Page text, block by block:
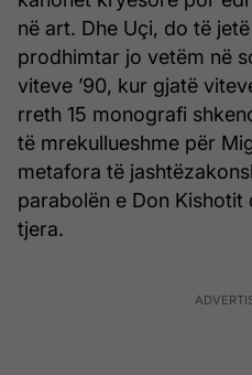
në art. Dhe Uçi, do të
prodhimtar jo vetëm në
viteve ’90, kur gjatë
rreth 15 monografi
të mrekullueshme për
metafora të
parabolën e Don Kishotit
tjera.